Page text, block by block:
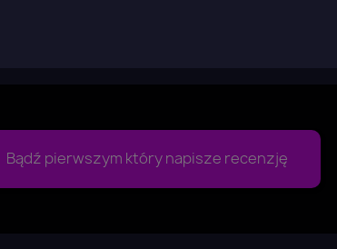
Bądź pierwszym który napisze recenzję